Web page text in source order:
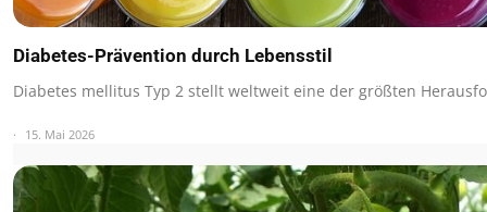
Diabetes-Prävention durch Lebensstil
Diabetes mellitus Typ 2 stellt weltweit eine der größten
15. Mai 2026